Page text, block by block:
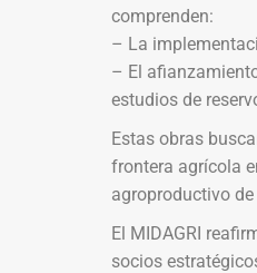
comprenden:
– La
– El
estudios de
Estas obras
frontera agrícola
agroproductivo de
El MIDAGRI
socios